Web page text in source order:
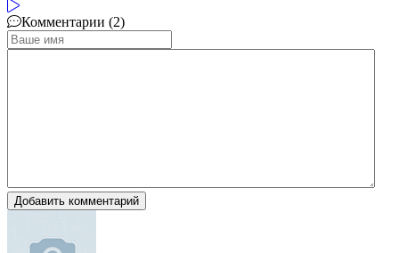
Комментарии (2)
Добавить комментарий